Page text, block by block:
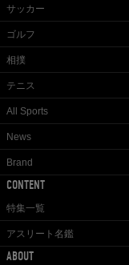
サッカー
ゴルフ
相撲
テニス
All Sports
News
Brand
CONTENT
特集一覧
アスリート名鑑
ABOUT